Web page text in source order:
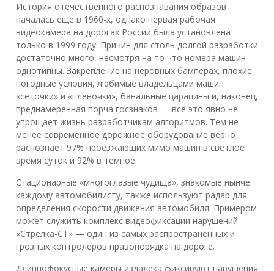
История отечественного распознавания образов
началась еще в 1960-х, однако первая рабочая
видеокамера на дорогах России была установлена
только в 1999 году. Причин для столь долгой разработки
достаточно много, несмотря на то что номера машин
однотипны. Закрепление на неровных бамперах, плохие
погодные условия, любимые владельцами машин
«сеточки» и «пленочки», банальные царапины и, наконец,
преднамеренная порча госзнаков — все это явно не
упрощает жизнь разработчикам алгоритмов. Тем не
менее современное дорожное оборудование верно
распознает 97% проезжающих мимо машин в светлое
время суток и 92% в темное.
Стационарные «многоглазые чудища», знакомые нынче
каждому автомобилисту, также используют радар для
определения скорости движения автомобиля. Примером
может служить комплекс видеофиксации нарушений
«Стрелка-СТ» — один из самых распространенных и
грозных контролеров правопорядка на дороге.
Длиннофокусные камеры издалека фиксируют нарушения